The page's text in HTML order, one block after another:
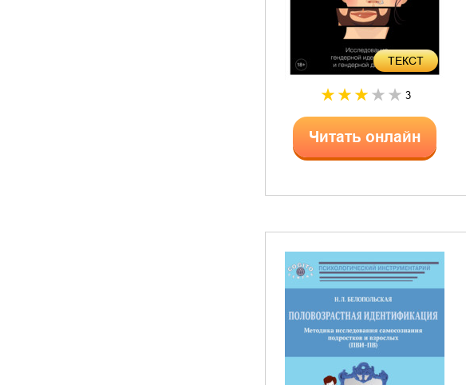
ТЕКСТ
3
Читать онлайн